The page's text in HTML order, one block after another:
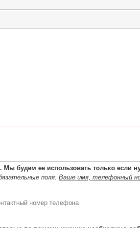
будем ее использовать только если
поля:Ваше имя, телефонный